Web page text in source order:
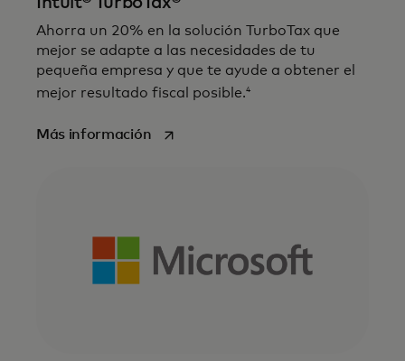
Ahorra un 20% en la solución TurboTax que
mejor se adapte a las necesidades de tu
pequeña empresa y que te ayude a obtener el
mejor resultado fiscal posible.4
Más informaciónse abre en una pestaña nueva